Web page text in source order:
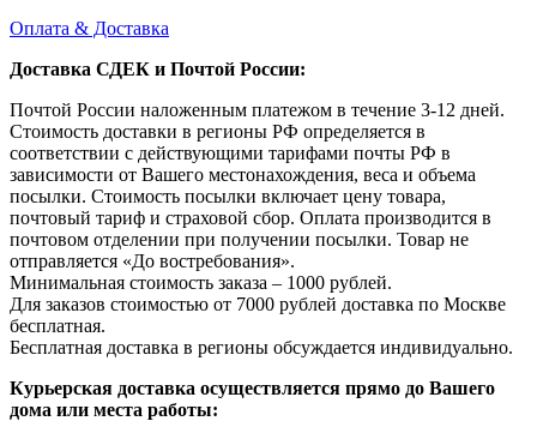
Оплата & Доставка
Доставка СДЕК и Почтой России:
Почтой России наложенным платежом в течение 3-12 дней.
Стоимость доставки в регионы РФ определяется в
соответствии с действующими тарифами почты РФ в
зависимости от Вашего местонахождения, веса и объема
посылки. Стоимость посылки включает цену товара,
почтовый тариф и страховой сбор. Оплата производится в
почтовом отделении при получении посылки. Товар не
отправляется «До востребования».
Минимальная стоимость заказа – 1000 рублей.
Для заказов стоимостью от 7000 рублей доставка по Москве
бесплатная.
Бесплатная доставка в регионы обсуждается индивидуально.
Курьерская доставка осуществляется прямо до Вашего
дома или места работы: